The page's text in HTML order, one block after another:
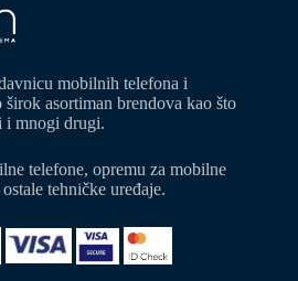
mobilnih telefona i
asortiman brendova kao što
i mnogi drugi.
telefone, opremu za mobilne
tehničke uređaje.